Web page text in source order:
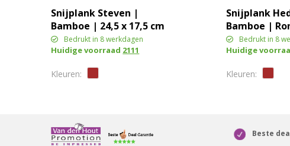
Snijplank Steven |
Bamboe | 24,5 x 17,5 cm
Bedrukt in 8 werkdagen
Huidige voorraad 2111
Snijplank
Bamboe |
Bedrukt in 8
Huidige
Beste